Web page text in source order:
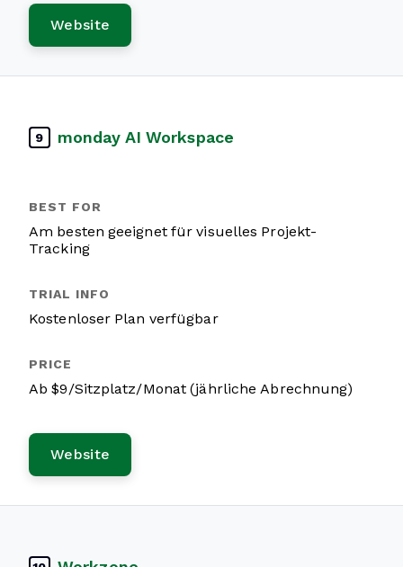
Website
9 monday AI Workspace
Am besten geeignet für visuelles Projekt-
Tracking
Kostenloser Plan verfügbar
Ab $9/Sitzplatz/Monat (jährliche Abrechnung)
Website